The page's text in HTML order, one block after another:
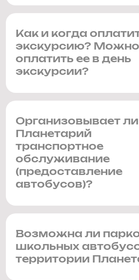
Как и когда
экскурсию? Можно
оплатить ее в день
экскурсии?
Организовывает ли
Планетарий
транспортное
обслуживание
(предоставление
автобусов)?
Возможна ли
школьных
территории